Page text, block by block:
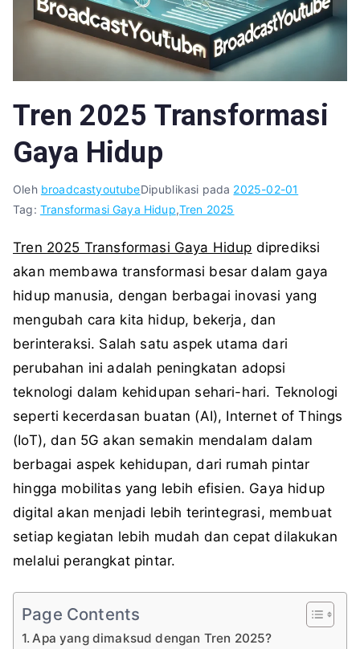
Tren 2025 Transformasi
Gaya Hidup
Oleh broadcastyoutubeDipublikasi pada 2025-02-01
Tag: Transformasi Gaya Hidup,Tren 2025
Tren 2025 Transformasi Gaya Hidup diprediksi
akan membawa transformasi besar dalam gaya
hidup manusia, dengan berbagai inovasi yang
mengubah cara kita hidup, bekerja, dan
berinteraksi. Salah satu aspek utama dari
perubahan ini adalah peningkatan adopsi
teknologi dalam kehidupan sehari-hari. Teknologi
seperti kecerdasan buatan (AI), Internet of Things
(IoT), dan 5G akan semakin mendalam dalam
berbagai aspek kehidupan, dari rumah pintar
hingga mobilitas yang lebih efisien. Gaya hidup
digital akan menjadi lebih terintegrasi, membuat
setiap kegiatan lebih mudah dan cepat dilakukan
melalui perangkat pintar.
Page Contents
Apa yang dimaksud dengan Tren 2025?